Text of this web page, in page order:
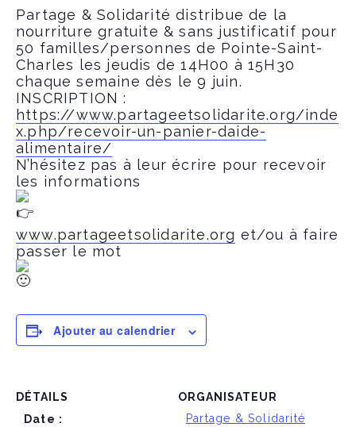
Partage & Solidarité distribue de la
nourriture gratuite & sans justificatif pour
50 familles/personnes de Pointe-Saint-
Charles les jeudis de 14H00 à 15H30
chaque semaine dès le 9 juin.
INSCRIPTION :
https://www.partageetsolidarite.org/inde
x.php/recevoir-un-panier-daide-
alimentaire/
N’hésitez pas à leur écrire pour recevoir
les informations
www.partageetsolidarite.org et/ou à faire
passer le mot
Ajouter au calendrier
DÉTAILS
Date :
ORGANISATEUR
Partage & Solidarité